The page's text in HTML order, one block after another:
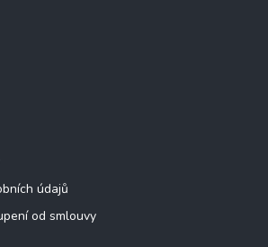
údajů
od smlouvy